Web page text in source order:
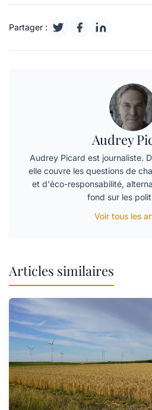
Partager :
Audrey
Audrey Picard est journaliste.
elle couvre les questions de
et d'éco-responsabilité,
fond sur les
Voir tous les
Articles similaires